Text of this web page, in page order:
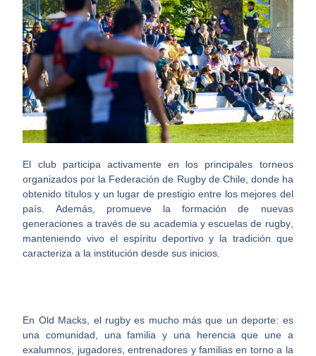
El club participa activamente en los principales torneos
organizados por la Federación de Rugby de Chile, donde ha
obtenido títulos y un lugar de prestigio entre los mejores del
país. Además, promueve la formación de nuevas
generaciones a través de su academia y escuelas de rugby,
manteniendo vivo el espíritu deportivo y la tradición que
caracteriza a la institución desde sus inicios.
En Old Macks, el rugby es mucho más que un deporte: es
una comunidad, una familia y una herencia que une a
exalumnos, jugadores, entrenadores y familias en torno a la